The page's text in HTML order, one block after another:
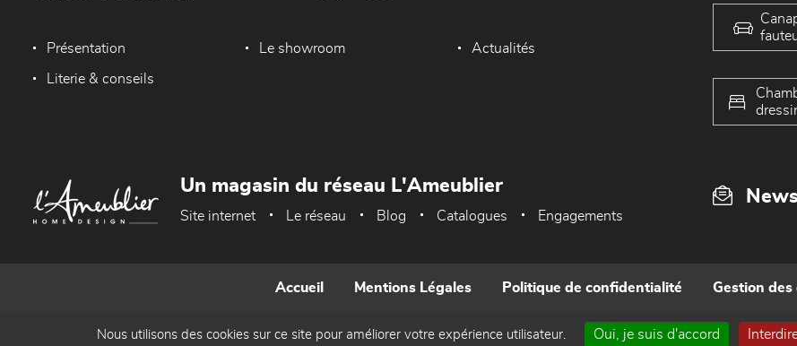
Présentation Le showroom Actualités
Literie & conseils
Un magasin du réseau L'Ameublier
Site internet Le réseau Blog Catalogues Engagements
Accueil Mentions Légales Politique de confidentialité Gestion des
Réalisé par WEB Enseignes
Nous utilisons des cookies sur ce site pour améliorer votre expérience utilisateur. Oui, je suis d'accord